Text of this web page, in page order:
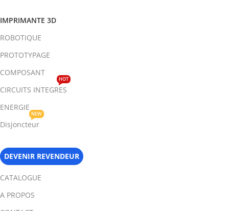
IMPRIMANTE 3D
ROBOTIQUE
PROTOTYPAGE
COMPOSANT
CIRCUITS INTEGRES
HOT
ENERGIE
Disjoncteur
NEW
DEVENIR REVENDEUR
CATALOGUE
A PROPOS